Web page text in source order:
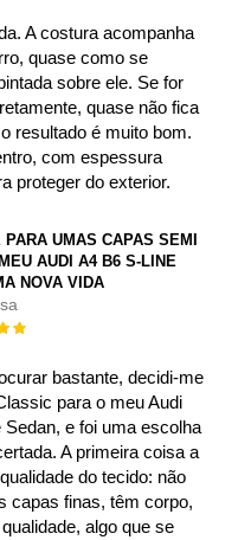
A costura acompanha
quase como se
sobre ele. Se for
quase não fica
resultado é muito bom.
com espessura
proteger do exterior.
UMAS CAPAS SEMI
AUDI A4 B6 S-LINE
NOVA VIDA
bastante, decidi-me
para o meu Audi
Sedan, e foi uma escolha
A primeira coisa a
do tecido: não
capas finas, têm corpo,
algo que se